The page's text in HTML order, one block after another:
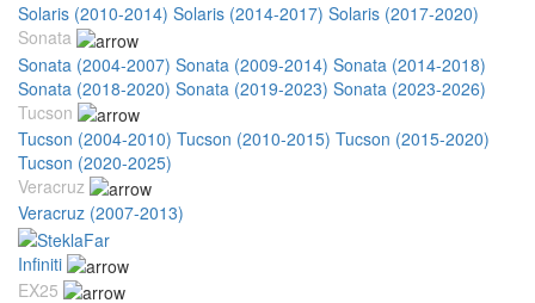
Solaris (2010-2014) Solaris (2014-2017) Solaris (2017-2020)
Sonata
Sonata (2004-2007) Sonata (2009-2014) Sonata (2014-2018)
Sonata (2018-2020) Sonata (2019-2023) Sonata (2023-2026)
Tucson
Tucson (2004-2010) Tucson (2010-2015) Tucson (2015-2020)
Tucson (2020-2025)
Veracruz
Veracruz (2007-2013)
Infiniti
EX25